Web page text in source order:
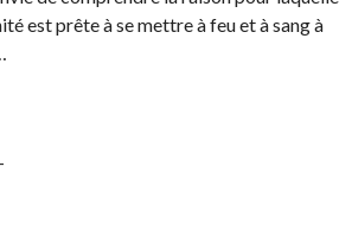
est prête à se mettre à feu et à sang à